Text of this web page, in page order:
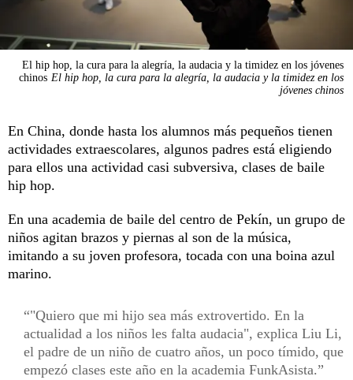
El hip hop, la cura para la alegría, la audacia y la timidez en los jóvenes
chinos El hip hop, la cura para la alegría, la audacia y la timidez en los
jóvenes chinos
En China, donde hasta los alumnos más pequeños tienen
actividades extraescolares, algunos padres está eligiendo
para ellos una actividad casi subversiva, clases de baile
hip hop.
En una academia de baile del centro de Pekín, un grupo de
niños agitan brazos y piernas al son de la música,
imitando a su joven profesora, tocada con una boina azul
marino.
"Quiero que mi hijo sea más extrovertido. En la
actualidad a los niños les falta audacia", explica Liu Li,
el padre de un niño de cuatro años, un poco tímido, que
empezó clases este año en la academia FunkAsista.